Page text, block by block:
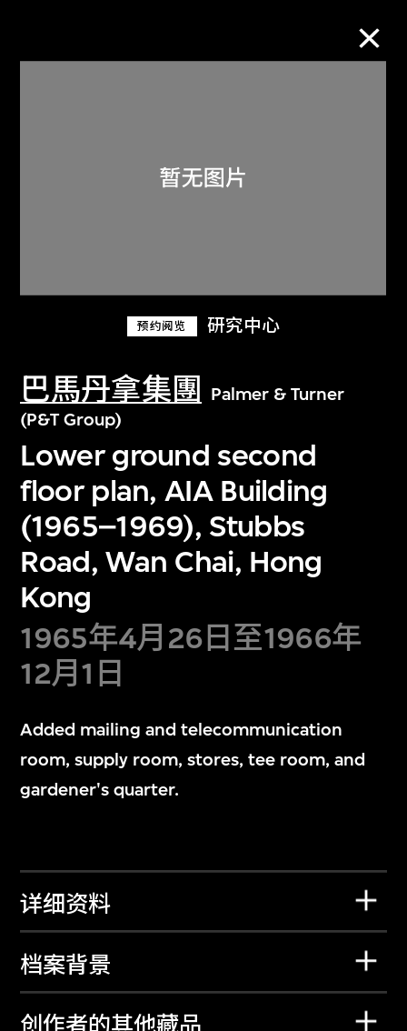
预约阅览 研究中心
巴馬丹拿集團
Palmer & Turner
(P&T Group)
Lower ground second
floor plan, AIA Building
(1965–1969), Stubbs
Road, Wan Chai, Hong
Kong
1965年4月26日至1966年
12月1日
Added mailing and telecommunication
room, supply room, stores, tee room, and
gardener's quarter.
详细资料
档案背景
创作者的其他藏品
关于M+藏品
探索世界顶级的二十及二十一世纪视觉
文化藏品。